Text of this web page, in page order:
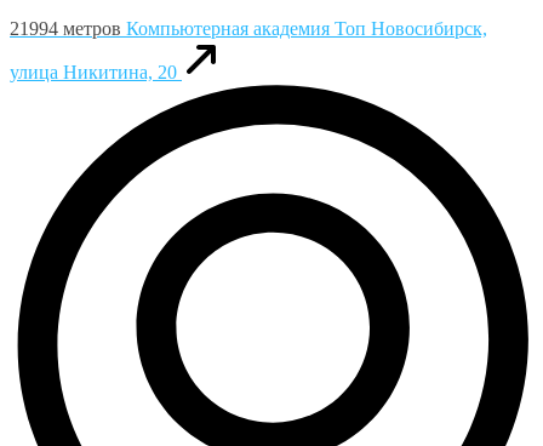
21994 метров Компьютерная академия Toп Новосибирск,
улица Никитина, 20